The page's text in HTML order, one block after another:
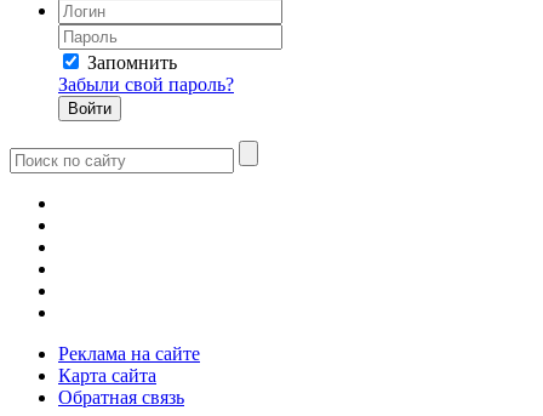
Запомнить
Забыли свой пароль?
Реклама на сайте
Карта сайта
Обратная связь